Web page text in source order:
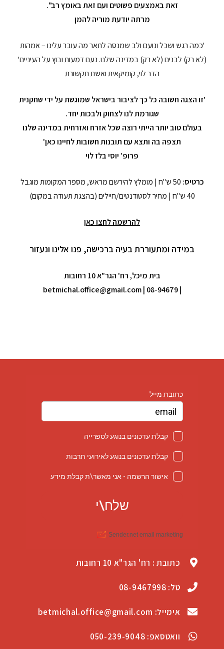
זאת באמצעים פשוטים ועם זאת באומץ רב".
מרתה יודעתמוריה להמן
'כמה רגש ושכל ונועם ולב שמנסה לתאר מה עובר עלינו – אמהות
(לא רק) לבנים (לא רק) במדינה שלנו. נעם דמעות ובוץ על העיניים'
הדר לוי, קומיקאית ואשת תקשורת
'זו הצגה חשובה כל כך לציבור בישראל שמוגשת על ידי שחקנית
שגורמת לנו לצחוק ולבכות יחד.
בעולם טוב יותר הייתי רוצה שכל אזרח ואזרחית במדינה שלנו
תצפה בה ותצא עם תובנות חשובות לחיינו כאן'
פרופ’ יוסי בלז לוי
כרטיס:
40 ש"ח | מחיר לסטודנטים/חיילים (בהצגת תעודה במקום)
להרשמה לחצו כאן
במידה ומתעוררת בעיה ברכישה, פנו אלינו ונעזור
בית מיכל, רח' הגר"א 10 רחובות
|
betmichal.office@gmail.com| 08-94679
כתובת : רח' הגר"א 10 רחובות
טל: 08-9467998
אימייל: betmichal.office@gmail.com
וואטסאפ: 050-239-9048